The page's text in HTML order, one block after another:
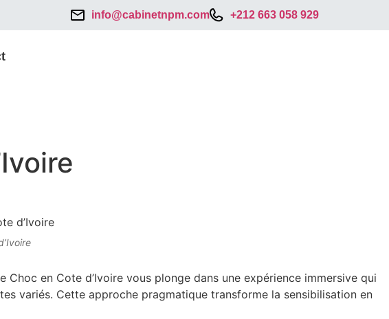
info@cabinetnpm.com +212 663 058 929
en Cote d’Ivoire vous plonge dans une expérience immersive qui
variés. Cette approche pragmatique transforme la sensibilisation en